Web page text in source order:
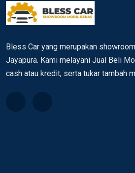
Bless Car yang merupakan
Jayapura. Kami melayani Jual Beli
cash atau kredit, serta tukar tambah